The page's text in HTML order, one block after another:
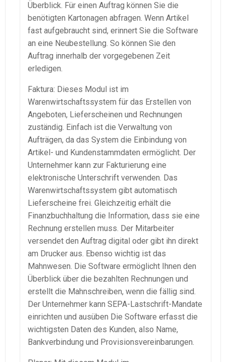
Überblick. Für einen Auftrag können Sie die
benötigten Kartonagen abfragen. Wenn Artikel
fast aufgebraucht sind, erinnert Sie die Software
an eine Neubestellung. So können Sie den
Auftrag innerhalb der vorgegebenen Zeit
erledigen.
Faktura: Dieses Modul ist im
Warenwirtschaftssystem für das Erstellen von
Angeboten, Lieferscheinen und Rechnungen
zuständig. Einfach ist die Verwaltung von
Aufträgen, da das System die Einbindung von
Artikel- und Kundenstammdaten ermöglicht. Der
Unternehmer kann zur Fakturierung eine
elektronische Unterschrift verwenden. Das
Warenwirtschaftssystem gibt automatisch
Lieferscheine frei. Gleichzeitig erhält die
Finanzbuchhaltung die Information, dass sie eine
Rechnung erstellen muss. Der Mitarbeiter
versendet den Auftrag digital oder gibt ihn direkt
am Drucker aus. Ebenso wichtig ist das
Mahnwesen. Die Software ermöglicht Ihnen den
Überblick über die bezahlten Rechnungen und
erstellt die Mahnschreiben, wenn die fällig sind.
Der Unternehmer kann SEPA-Lastschrift-Mandate
einrichten und ausüben Die Software erfasst die
wichtigsten Daten des Kunden, also Name,
Bankverbindung und Provisionsvereinbarungen